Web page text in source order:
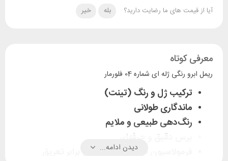
آیا از قیمت های ما رضایت دارید؟ بله خیر
معرفی کوتاه
ریمل ابرو رنگی ژله ای شماره 04 فلورمار
ترکیب ژل و رنگ (تینت)
ماندگاری طولانی
رنگ‌دهی طبیعی و ملایم
برس دقیق و حرفه‌ای
فرمولاسیون ضد آب و مقاوم در برابر تعریق
دیدن ادامه...